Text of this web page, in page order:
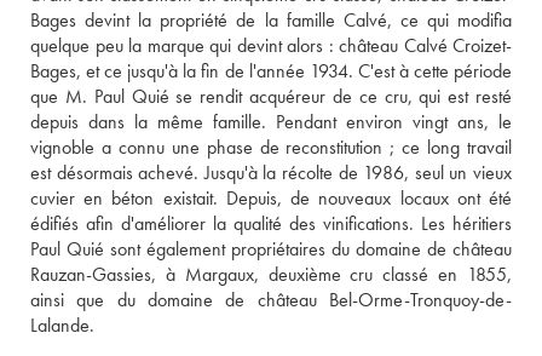
Bages devint la propriété de la famille Calvé, ce qui modifia
quelque peu la marque qui devint alors : château Calvé Croizet-
Bages, et ce jusqu'à la fin de l'année 1934. C'est à cette période
que M. Paul Quié se rendit acquéreur de ce cru, qui est resté
depuis dans la même famille. Pendant environ vingt ans, le
vignoble a connu une phase de reconstitution ; ce long travail
est désormais achevé. Jusqu'à la récolte de 1986, seul un vieux
cuvier en béton existait. Depuis, de nouveaux locaux ont été
édifiés afin d'améliorer la qualité des vinifications. Les héritiers
Paul Quié sont également propriétaires du domaine de château
Rauzan-Gassies, à Margaux, deuxième cru classé en 1855,
ainsi que du domaine de château Bel-Orme-Tronquoy-de-
Lalande.